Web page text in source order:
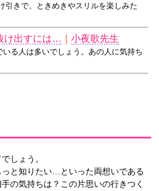
引きで、ときめきやスリルを楽しみた
け出すには… ｜小夜歌先生
る人は多いでしょう。あの人に気持ち
しょう。
と知りたい…といった両想いである
の気持ちは？この片思いの行きつく